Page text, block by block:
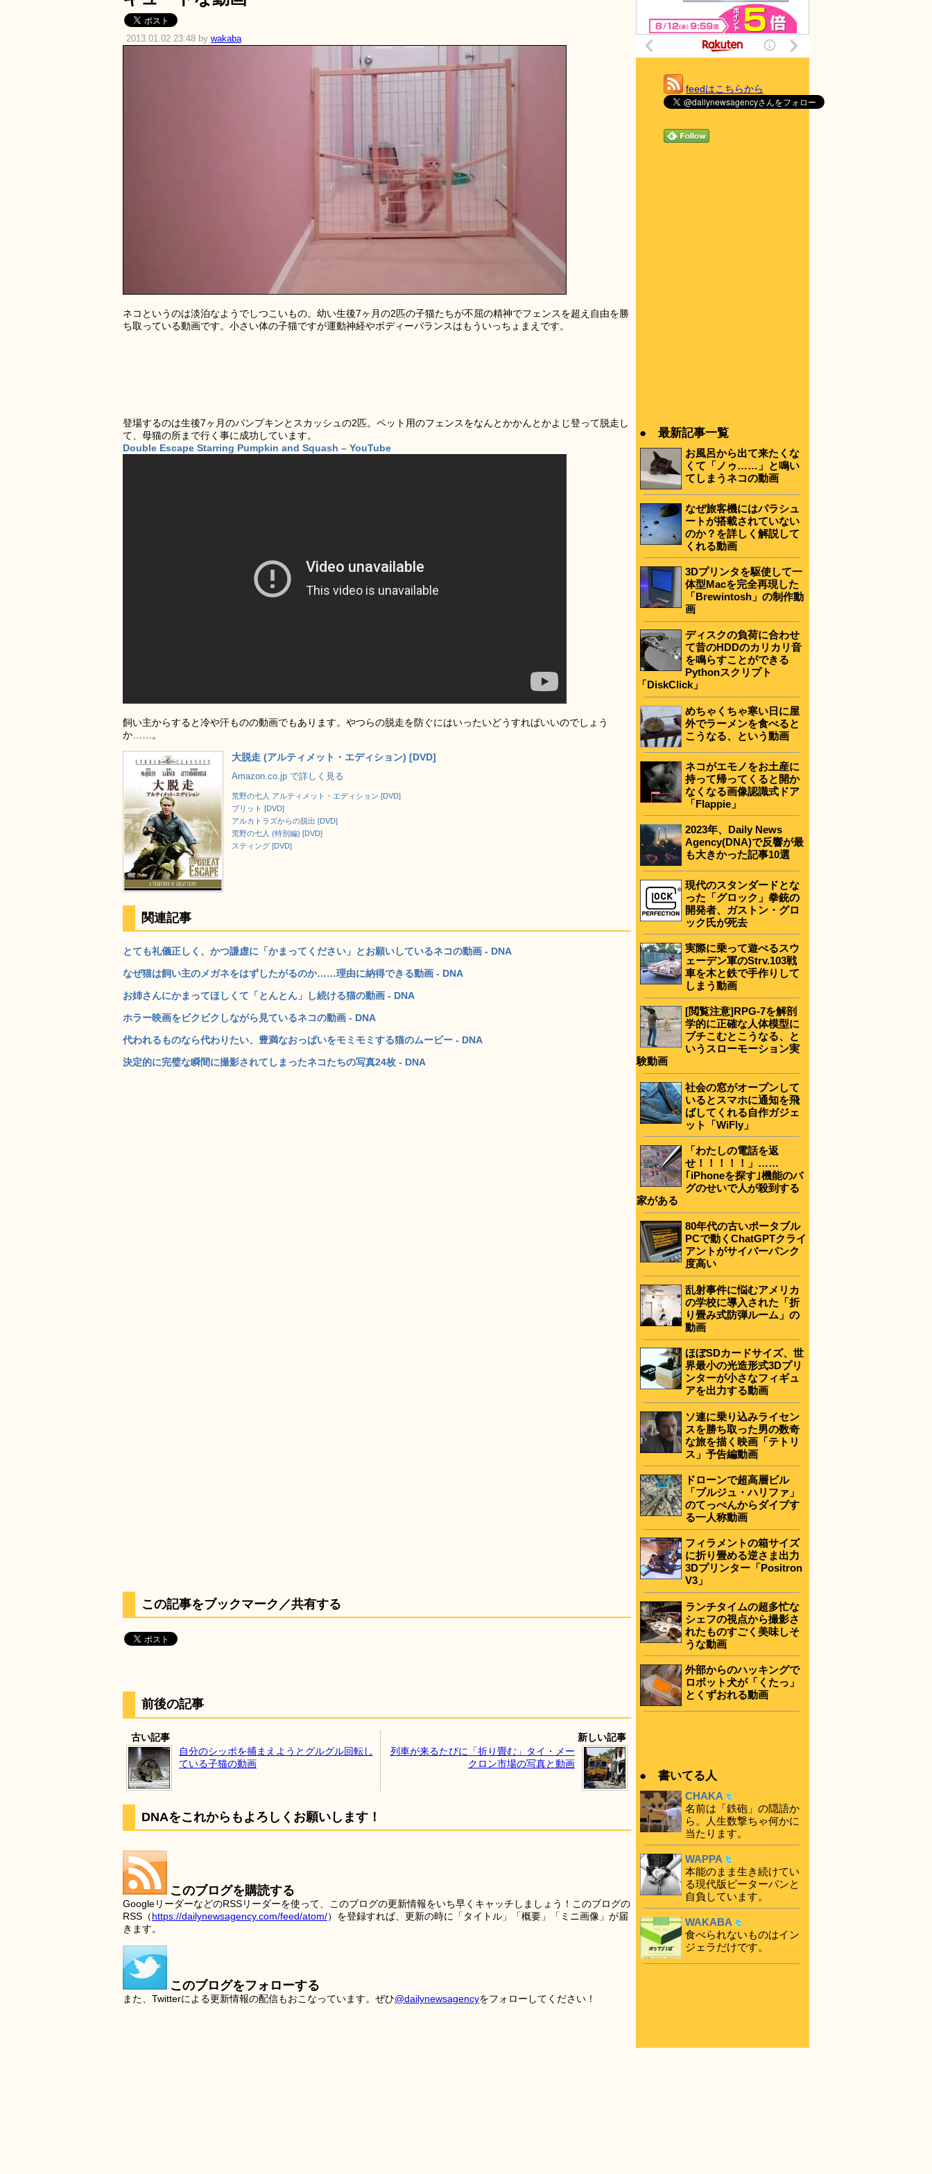
2013.01.02 23:48 by wakaba
ネコというのは淡泊なようでしつこいもの。幼い生後7ヶ月の2匹の子猫たちが不屈の精神でフェンスを超え自由を勝
ち取っている動画です。小さい体の子猫ですが運動神経やボディーバランスはもういっちょまえです。
登場するのは生後7ヶ月のパンプキンとスカッシュの2匹。ペット用のフェンスをなんとかかんとかよじ登って脱走し
て、母猫の所まで行く事に成功しています。
Double Escape Starring Pumpkin and Squash – YouTube
飼い主からすると冷や汗ものの動画でもあります。やつらの脱走を防ぐにはいったいどうすればいいのでしょう
か……。
大脱走 (アルティメット・エディション) [DVD]
Amazon.co.jp で詳しく見る
荒野の七人 アルティメット・エディション [DVD]
ブリット [DVD]
アルカトラズからの脱出 [DVD]
荒野の七人 (特別編) [DVD]
スティング [DVD]
関連記事
とても礼儀正しく、かつ謙虚に「かまってください」とお願いしているネコの動画 - DNA
なぜ猫は飼い主のメガネをはずしたがるのか……理由に納得できる動画 - DNA
お姉さんにかまってほしくて「とんとん」し続ける猫の動画 - DNA
ホラー映画をビクビクしながら見ているネコの動画 - DNA
代われるものなら代わりたい、豊満なおっぱいをモミモミする猫のムービー - DNA
決定的に完璧な瞬間に撮影されてしまったネコたちの写真24枚 - DNA
この記事をブックマーク／共有する
前後の記事
古い記事
自分のシッポを捕まえようとグルグル回転し
ている子猫の動画
新しい記事
列車が来るたびに「折り畳む」タイ・メー
クロン市場の写真と動画
DNAをこれからもよろしくお願いします！
このブログを購読する
GoogleリーダーなどのRSSリーダーを使って、このブログの更新情報をいち早くキャッチしましょう！このブログの
RSS（https://dailynewsagency.com/feed/atom/）を登録すれば、更新の時に「タイトル」「概要」「ミニ画像」が届
きます。
このブログをフォローする
また、Twitterによる更新情報の配信もおこなっています。ぜひ@dailynewsagencyをフォローしてください！
feedはこちらから
● 最新記事一覧
お風呂から出て来たくな
くて「ノゥ……」と鳴い
てしまうネコの動画
なぜ旅客機にはパラシュ
ートが搭載されていない
のか？を詳しく解説して
くれる動画
3Dプリンタを駆使して一
体型Macを完全再現した
「Brewintosh」の制作動
画
ディスクの負荷に合わせ
て昔のHDDのカリカリ音
を鳴らすことができる
Pythonスクリプト
「DiskClick」
めちゃくちゃ寒い日に屋
外でラーメンを食べると
こうなる、という動画
ネコがエモノをお土産に
持って帰ってくると開か
なくなる画像認識式ドア
「Flappie」
2023年、Daily News
Agency(DNA)で反響が最
も大きかった記事10選
現代のスタンダードとな
った「グロック」拳銃の
開発者、ガストン・グロ
ック氏が死去
実際に乗って遊べるスウ
ェーデン軍のStrv.103戦
車を木と鉄で手作りして
しまう動画
[閲覧注意]RPG-7を解剖
学的に正確な人体模型に
ブチこむとこうなる、と
いうスローモーション実
験動画
社会の窓がオープンして
いるとスマホに通知を飛
ばしてくれる自作ガジェ
ット「WiFly」
「わたしの電話を返
せ！！！！！」……
｢iPhoneを探す｣機能のバ
グのせいで人が殺到する
家がある
80年代の古いポータブル
PCで動くChatGPTクライ
アントがサイバーパンク
度高い
乱射事件に悩むアメリカ
の学校に導入された「折
り畳み式防弾ルーム」の
動画
ほぼSDカードサイズ、世
界最小の光造形式3Dプリ
ンターが小さなフィギュ
アを出力する動画
ソ連に乗り込みライセン
スを勝ち取った男の数奇
な旅を描く映画「テトリ
ス」予告編動画
ドローンで超高層ビル
「ブルジュ・ハリファ」
のてっぺんからダイブす
る一人称動画
フィラメントの箱サイズ
に折り畳める逆さま出力
3Dプリンター「Positron
V3」
ランチタイムの超多忙な
シェフの視点から撮影さ
れたものすごく美味しそ
うな動画
外部からのハッキングで
ロボット犬が「くたっ」
とくずおれる動画
● 書いてる人
CHAKA
名前は「鉄砲」の隠語か
ら。人生数撃ちゃ何かに
当たります。
WAPPA
本能のまま生き続けてい
る現代版ピーターパンと
自負しています。
WAKABA
食べられないものはイン
ジェラだけです。